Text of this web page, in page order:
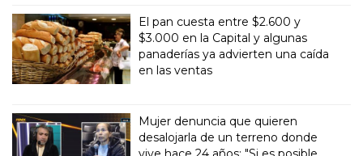
El pan cuesta entre $2.600 y
$3.000 en la Capital y algunas
panaderías ya advierten una caída
en las ventas
Mujer denuncia que quieren
desalojarla de un terreno donde